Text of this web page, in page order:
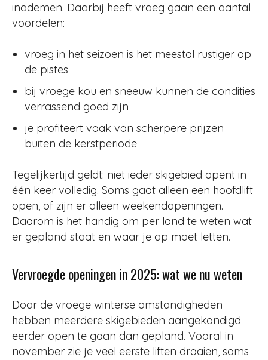
inademen. Daarbij heeft vroeg gaan een aantal
voordelen:
vroeg in het seizoen is het meestal rustiger op
de pistes
bij vroege kou en sneeuw kunnen de condities
verrassend goed zijn
je profiteert vaak van scherpere prijzen
buiten de kerstperiode
Tegelijkertijd geldt: niet ieder skigebied opent in
één keer volledig. Soms gaat alleen een hoofdlift
open, of zijn er alleen weekendopeningen.
Daarom is het handig om per land te weten wat
er gepland staat en waar je op moet letten.
Vervroegde openingen in 2025: wat we nu weten
Door de vroege winterse omstandigheden
hebben meerdere skigebieden aangekondigd
eerder open te gaan dan gepland. Vooral in
november zie je veel eerste liften draaien, soms